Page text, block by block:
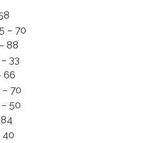
– 70
88
33
66
70
50
40